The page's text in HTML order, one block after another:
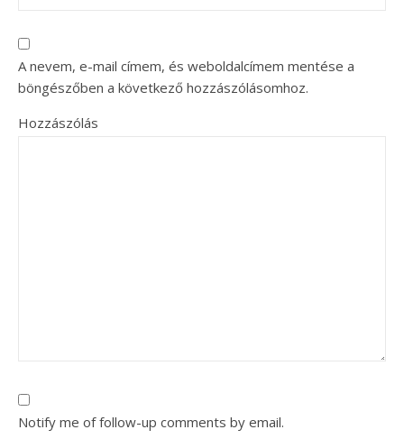
A nevem, e-mail címem, és weboldalcímem mentése a
böngészőben a következő hozzászólásomhoz.
Hozzászólás
Notify me of follow-up comments by email.